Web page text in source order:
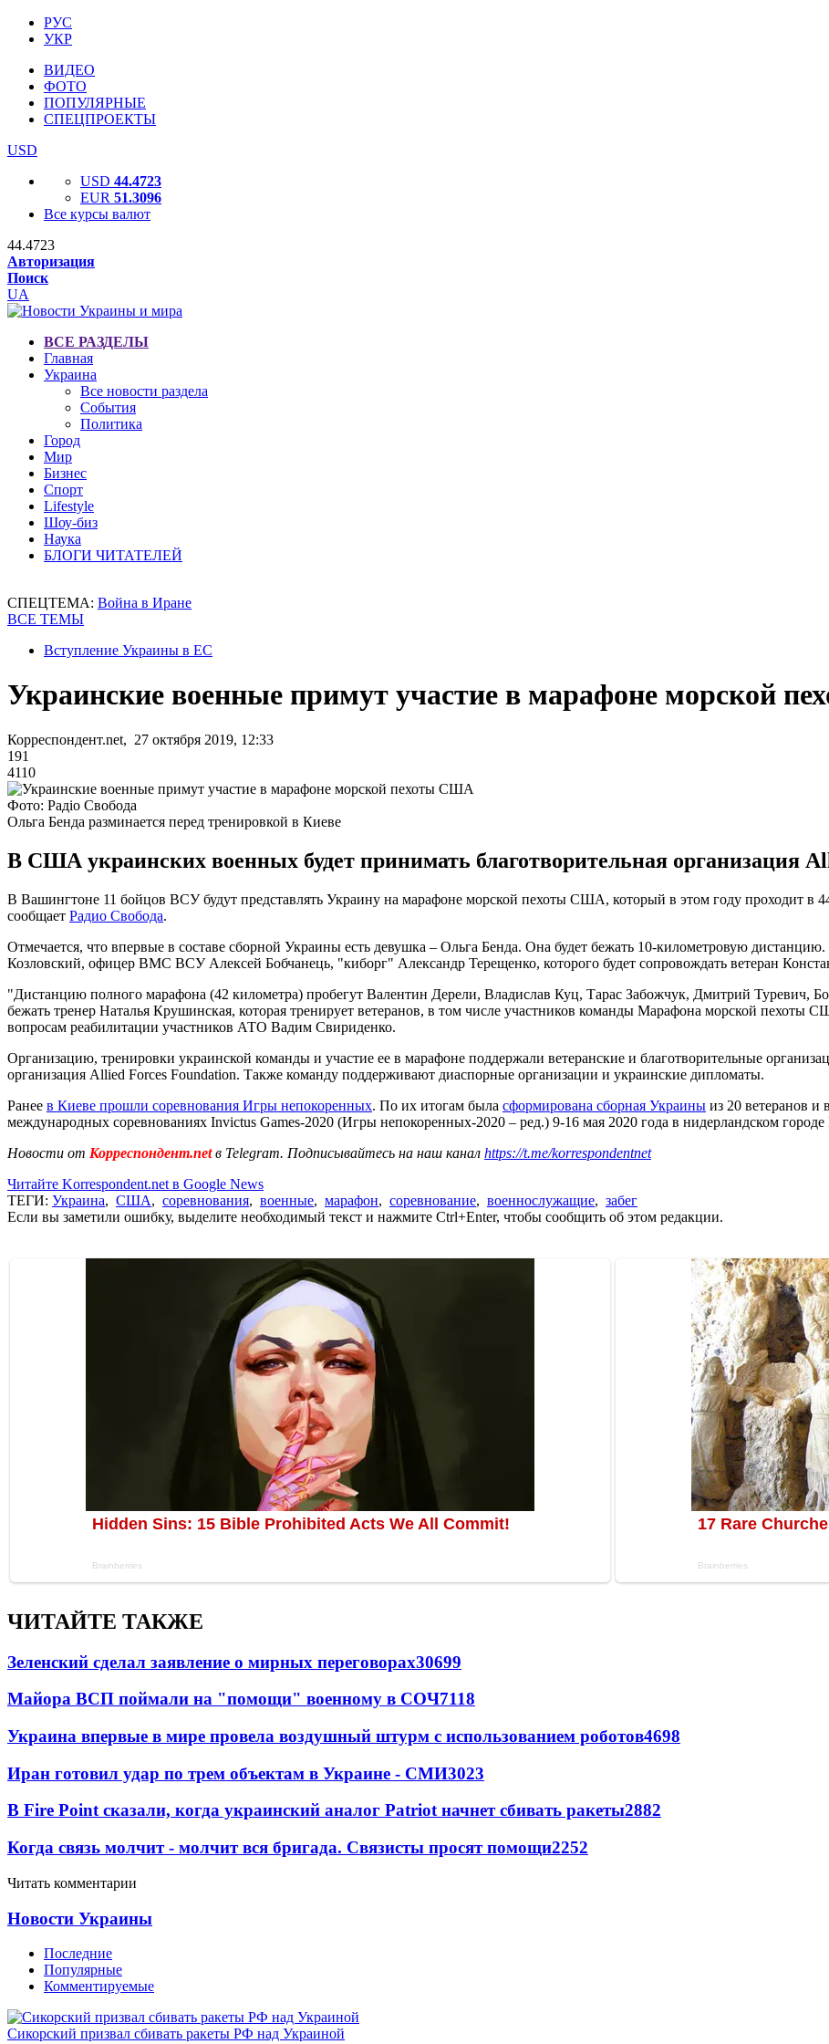
РУС
УКР
ВИДЕО
ФОТО
ПОПУЛЯРНЫЕ
СПЕЦПРОЕКТЫ
USD
USD 44.4723
EUR 51.3096
Все курсы валют
44.4723
Авторизация
Поиск
UA
ВСЕ РАЗДЕЛЫ
Главная
Украина
Все новости раздела
События
Политика
Город
Мир
Бизнес
Спорт
Lifestyle
Шоу-биз
Наука
БЛОГИ ЧИТАТЕЛЕЙ
СПЕЦТЕМА: Война в Иране
ВСЕ ТЕМЫ
Вступление Украины в ЕС
Украинские военные примут участие в марафоне морской
Корреспондент.net, 27 октября 2019, 12:33
191
4110
Фото: Радіо Свобода
Ольга Бенда разминается перед тренировкой в Киеве
В США украинских военных будет принимать благотворительная организация
В Вашингтоне 11 бойцов ВСУ будут представлять Украину на марафоне морской пехоты США, который в этом году проходит в
сообщает Радио Свобода.
Отмечается, что впервые в составе сборной Украины есть девушка – Ольга Бенда. Она будет бежать 10-километровую
Козловский, офицер ВМС ВСУ Алексей Бобчанець, "киборг" Александр Терещенко, которого будет сопровождать ветеран
"Дистанцию ​​полного марафона (42 километра) пробегут Валентин Дерели, Владислав Куц, Тарас Забожчук, Дмитрий Туревич,
бежать тренер Наталья Крушинская, которая тренирует ветеранов, в том числе участников команды Марафона морской
вопросам реабилитации участников АТО Вадим Свириденко.
Организацию, тренировки украинской команды и участие ее в марафоне поддержали ветеранские и благотворительные
организация Allied Forces Foundation. Также команду поддерживают диаспорные организации и украинские дипломаты.
Ранее в Киеве прошли соревнования Игры непокоренных. По их итогам была сформирована сборная Украины из 20 ветеранов и
международных соревнованиях Invictus Games-2020 (Игры непокоренных-2020 – ред.) 9-16 мая 2020 года в нидерландском городе
Новости от Корреспондент.netв Telegram. Подписывайтесь на наш канал https://t.me/korrespondentnet
Читайте Korrespondent.net в Google News
ТЕГИ: Украина, США, соревнования, военные, марафон, соревнование, военнослужащие, забег
Если вы заметили ошибку, выделите необходимый текст и нажмите Ctrl+Enter, чтобы сообщить об этом редакции.
ЧИТАЙТЕ ТАКЖЕ
Зеленский сделал заявление о мирных переговорах30699
Майора ВСП поймали на "помощи" военному в СОЧ7118
Украина впервые в мире провела воздушный штурм с использованием роботов4698
Иран готовил удар по трем объектам в Украине - СМИ3023
В Fire Point сказали, когда украинский аналог Patriot начнет сбивать ракеты2882
Когда связь молчит - молчит вся бригада. Связисты просят помощи2252
Читать комментарии
Новости Украины
Последние
Популярные
Комментируемые
Сикорский призвал сбивать ракеты РФ над Украиной